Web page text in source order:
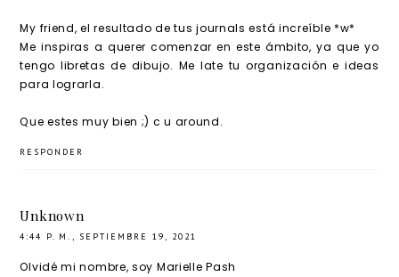
My friend, el resultado de tus journals está increíble *w*
Me inspiras a querer comenzar en este ámbito, ya que yo
tengo libretas de dibujo. Me late tu organización e ideas
para lograrla.
Que estes muy bien ;) c u around.
RESPONDER
Unknown
4:44 P. M., SEPTIEMBRE 19, 2021
Olvidé mi nombre, soy Marielle Pash